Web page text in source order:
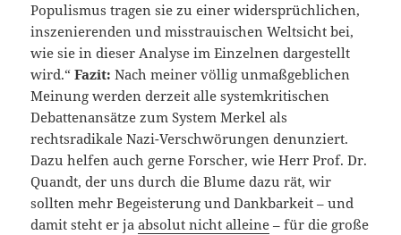
Populismus tragen sie zu einer widersprüchlichen,
inszenierenden und misstrauischen Weltsicht bei,
wie sie in dieser Analyse im Einzelnen dargestellt
wird.“Fazit: Nach meiner völlig unmaßgeblichen
Meinung werden derzeit alle systemkritischen
Debattenansätze zum System Merkel als
rechtsradikale Nazi-Verschwörungen denunziert.
Dazu helfen auch gerne Forscher, wie Herr Prof. Dr.
Quandt, der uns durch die Blume dazu rät, wir
sollten mehr Begeisterung und Dankbarkeit – und
damit steht er jaabsolut nicht alleine – für die große